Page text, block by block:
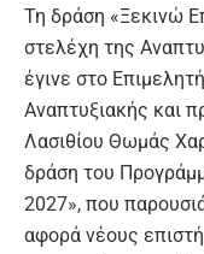
Τη δράση «Ξεκινώ
στελέχη της
έγινε στο
Αναπτυξιακής και
Λασιθίου Θωμάς
δράση του
2027», που
αφορά νέους